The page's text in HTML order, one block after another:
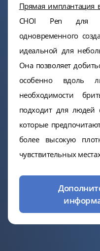
Прямая имплантация
CHOI Pen для
одновременного
идеальной для
Она позволяет
особенно вдоль
необходимости
подходит для
которые
более высокую
чувствительных